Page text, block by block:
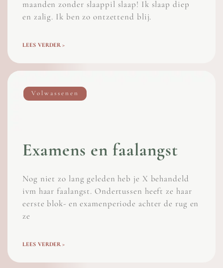
maanden zonder slaappil slaap! Ik slaap diep
en zalig. Ik ben zo ontzettend blij.
LEES VERDER >
Volwassenen
Examens en faalangst
Nog niet zo lang geleden heb je X behandeld
ivm haar faalangst. Ondertussen heeft ze haar
eerste blok- en examenperiode achter de rug en
ze
LEES VERDER >